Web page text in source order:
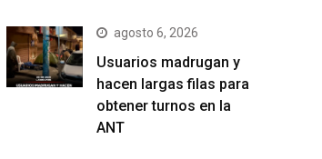
agosto 6, 2026
Usuarios madrugan y
hacen largas filas para
obtener turnos en la
ANT